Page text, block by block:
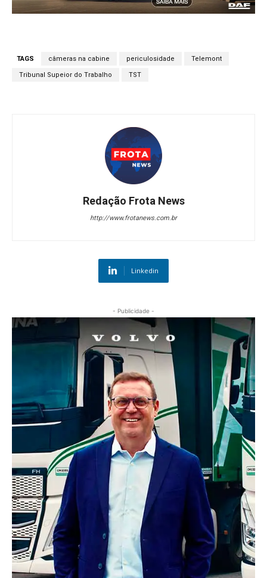
TAGS câmeras na cabine periculosidade Telemont
Tribunal Supeior do Trabalho TST
Redação Frota News
http://www.frotanews.com.br
Linkedin
- Publicidade -